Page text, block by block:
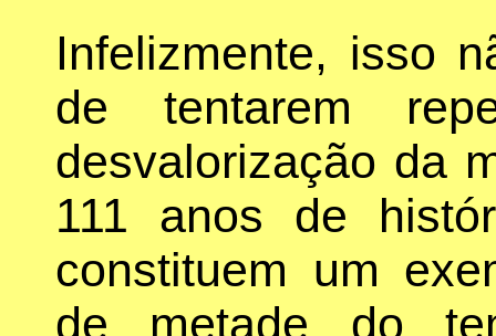
Infelizmente, isso
de tentarem
desvalorização da
111 anos de
constituem um
de metade do